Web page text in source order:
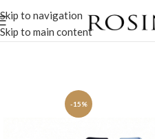
Skip to navigation
Skip to main content
-15%